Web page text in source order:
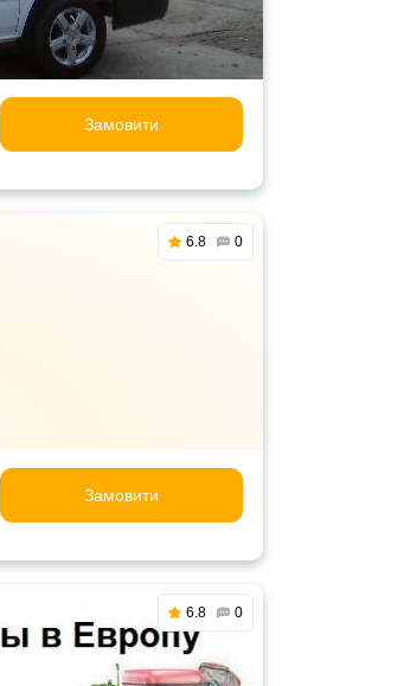
Замовити
6.8 0
Замовити
6.8 0